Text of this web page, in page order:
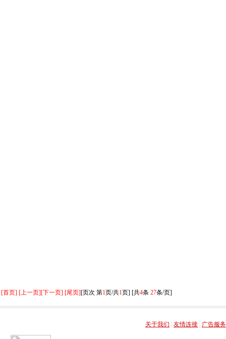
[首页] [上一页][下一页] [尾页][页次 第1页/共1页] [共4条 27条/页]
关于我们 友情连接 广告服务